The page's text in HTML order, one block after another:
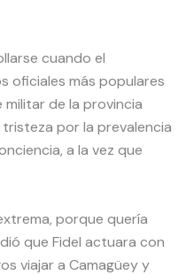
cuando el
oficiales más populares
de la provincia
por la prevalencia
a la vez que
porque quería
que Fidel actuara con
viajar a Camagüey y